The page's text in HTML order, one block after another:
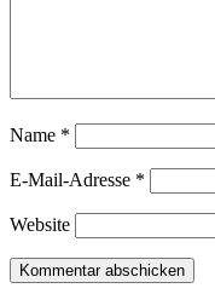
Name *
E-Mail-Adresse *
Website